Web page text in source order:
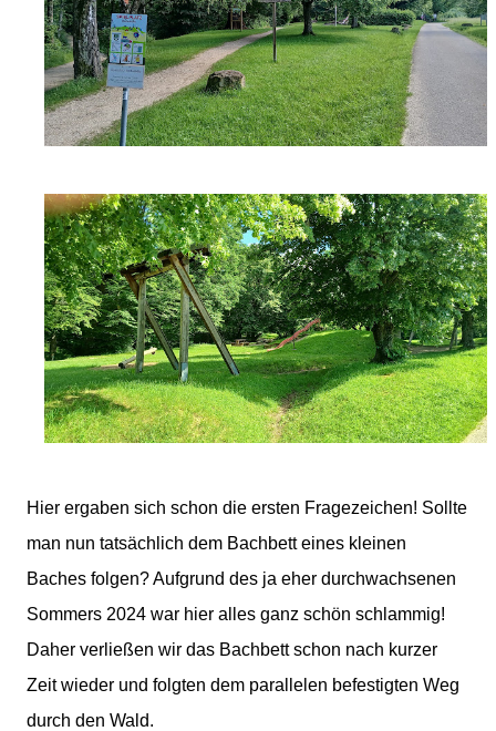
Hier ergaben sich schon die ersten Fragezeichen! Sollte
man nun tatsächlich dem Bachbett eines kleinen
Baches folgen? Aufgrund des ja eher durchwachsenen
Sommers 2024 war hier alles ganz schön schlammig!
Daher verließen wir das Bachbett schon nach kurzer
Zeit wieder und folgten dem parallelen befestigten Weg
durch den Wald.